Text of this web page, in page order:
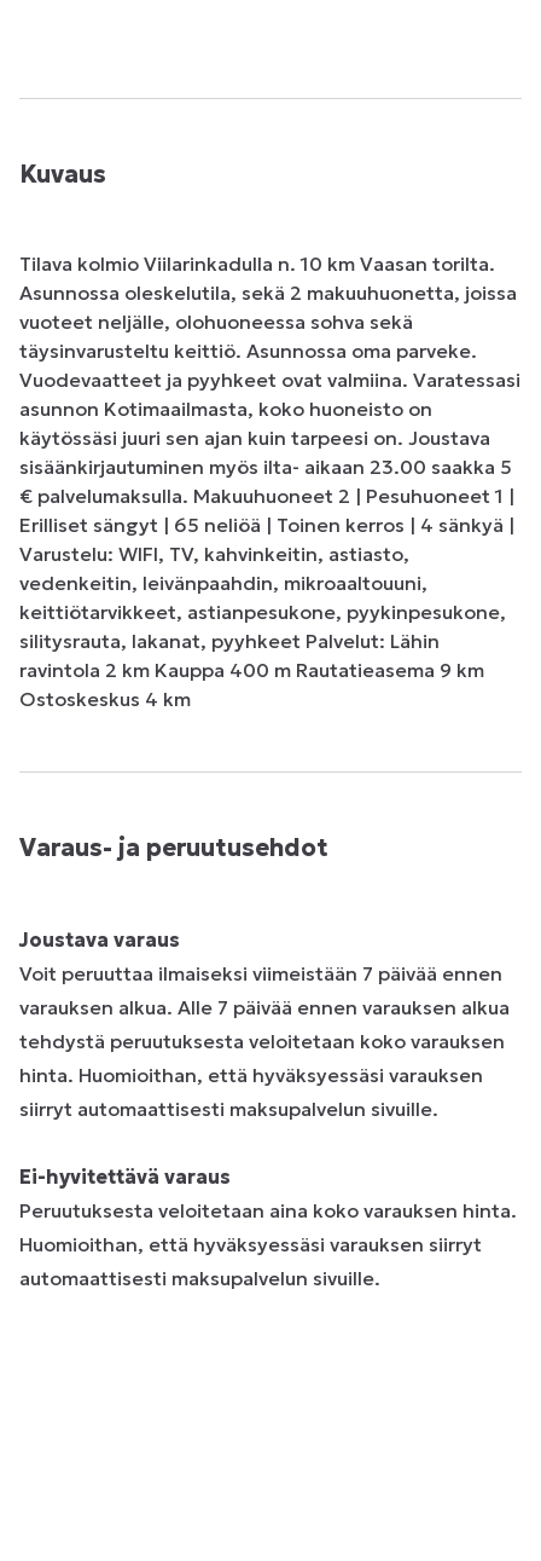
Kuvaus
Tilava kolmio Viilarinkadulla n. 10 km Vaasan torilta.
Asunnossa oleskelutila, sekä 2 makuuhuonetta, joissa
vuoteet neljälle, olohuoneessa sohva sekä
täysinvarusteltu keittiö. Asunnossa oma parveke.
Vuodevaatteet ja pyyhkeet ovat valmiina. Varatessasi
asunnon Kotimaailmasta, koko huoneisto on
käytössäsi juuri sen ajan kuin tarpeesi on. Joustava
sisäänkirjautuminen myös ilta- aikaan 23.00 saakka 5
€ palvelumaksulla. Makuuhuoneet 2 | Pesuhuoneet 1 |
Erilliset sängyt | 65 neliöä | Toinen kerros | 4 sänkyä |
Varustelu: WIFI, TV, kahvinkeitin, astiasto,
vedenkeitin, leivänpaahdin, mikroaaltouuni,
keittiötarvikkeet, astianpesukone, pyykinpesukone,
silitysrauta, lakanat, pyyhkeet Palvelut: Lähin
ravintola 2 km Kauppa 400 m Rautatieasema 9 km
Ostoskeskus 4 km
Varaus- ja peruutusehdot
Joustava varaus
Voit peruuttaa ilmaiseksi viimeistään 7 päivää ennen
varauksen alkua. Alle 7 päivää ennen varauksen alkua
tehdystä peruutuksesta veloitetaan koko varauksen
hinta. Huomioithan, että hyväksyessäsi varauksen
siirryt automaattisesti maksupalvelun sivuille.
Ei-hyvitettävä varaus
Peruutuksesta veloitetaan aina koko varauksen hinta.
Huomioithan, että hyväksyessäsi varauksen siirryt
automaattisesti maksupalvelun sivuille.